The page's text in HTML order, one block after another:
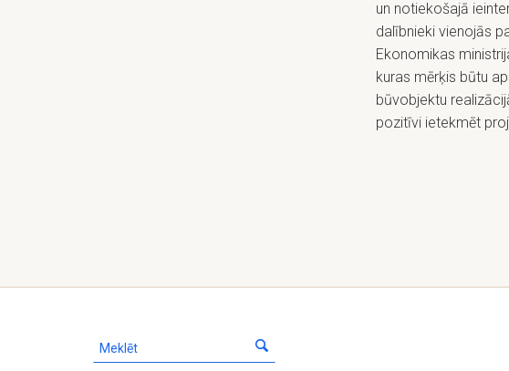
un notiekošajā
dalībnieki vienojās
Ekonomikas
kuras mērķis būtu
būvobjektu
pozitīvi ietekmēt